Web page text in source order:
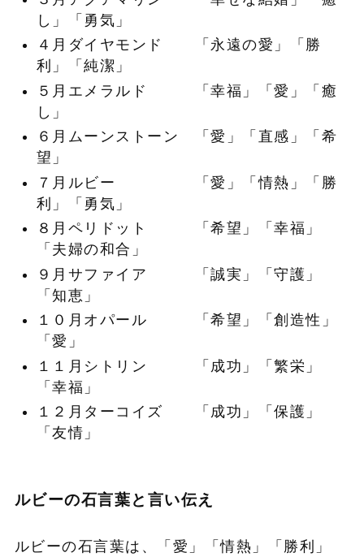
し」「勇気」
４月ダイヤモンド 「永遠の愛」「勝
利」「純潔」
５月エメラルド 「幸福」「愛」「癒
し」
６月ムーンストーン 「愛」「直感」「希
望」
７月ルビー 「愛」「情熱」「勝
利」「勇気」
８月ペリドット 「希望」「幸福」
「夫婦の和合」
９月サファイア 「誠実」「守護」
「知恵」
１０月オパール 「希望」「創造性」
「愛」
１１月シトリン 「成功」「繁栄」
「幸福」
１２月ターコイズ 「成功」「保護」
「友情」
ルビーの石言葉と言い伝え
ルビーの石言葉は、「愛」「情熱」「勝利」